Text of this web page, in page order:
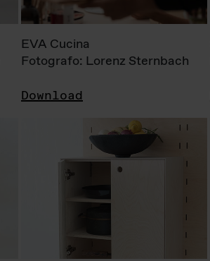
EVA Cucina
Fotografo: Lorenz Sternbach
Download